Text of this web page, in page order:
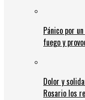
Pánico por
fuego y
Dolor y
Rosario los